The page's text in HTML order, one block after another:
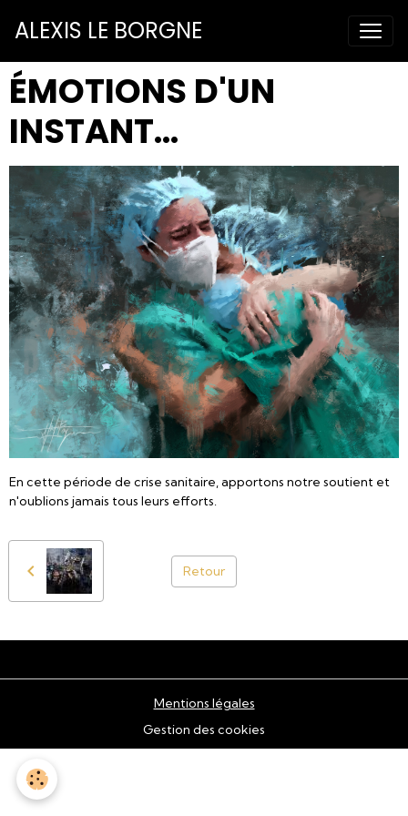
ALEXIS LE BORGNE
ÉMOTIONS D'UN
INSTANT...
En cette période de crise sanitaire, apportons notre soutient et
n'oublions jamais tous leurs efforts.
Retour
Mentions légales
Gestion des cookies